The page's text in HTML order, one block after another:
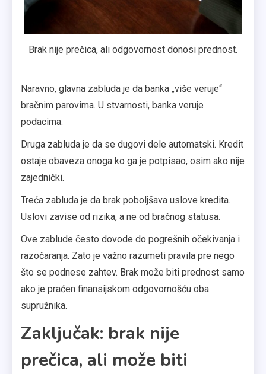
Brak nije prečica, ali odgovornost donosi prednost.
Naravno, glavna zabluda je da banka „više veruje“
bračnim parovima. U stvarnosti, banka veruje
podacima.
Druga zabluda je da se dugovi dele automatski. Kredit
ostaje obaveza onoga ko ga je potpisao, osim ako nije
zajednički.
Treća zabluda je da brak poboljšava uslove kredita.
Uslovi zavise od rizika, a ne od bračnog statusa.
Ove zablude često dovode do pogrešnih očekivanja i
razočaranja. Zato je važno razumeti pravila pre nego
što se podnese zahtev. Brak može biti prednost samo
ako je praćen finansijskom odgovornošću oba
supružnika.
Zaključak: brak nije
prečica, ali može biti